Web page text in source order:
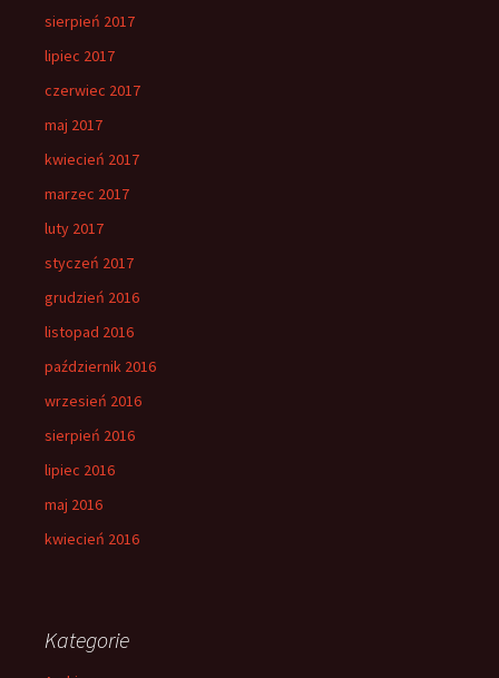
sierpień 2017
lipiec 2017
czerwiec 2017
maj 2017
kwiecień 2017
marzec 2017
luty 2017
styczeń 2017
grudzień 2016
listopad 2016
październik 2016
wrzesień 2016
sierpień 2016
lipiec 2016
maj 2016
kwiecień 2016
Kategorie